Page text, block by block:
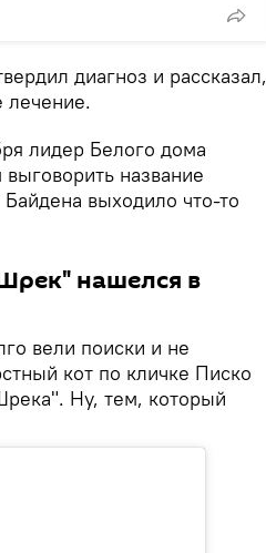
диагноз и рассказал,
лечение.
лидер Белого дома
название
выходило что-то
нашелся в
вели поиски и не
кот по кличке Писко
Ну, тем, который